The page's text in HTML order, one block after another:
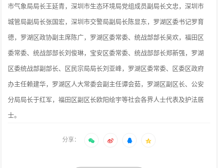
市气象局局长王延青，深圳市生态环境局党组成员副局长文忠，深圳市
城管局副局长张国宏，深圳市交警局副局长陈显东，罗湖区委书记罗育
德，罗湖区政协副主席陈广，罗湖区委常委、统战部部长吴欢，福田区
委常委、统战部部长刘俊琳，宝安区委常委、统战部部长郑新强，罗湖
区委统战部副部长、区民宗局局长刘亚峰，罗湖区委常委、区委区政府
办主任赖建华，罗湖区人大常委会副主任谭会茹，罗湖区副区长、公安
分局局长于红军，福田区副区长欧阳绘宇等社会各界人士代表及护法居
士。
分享：